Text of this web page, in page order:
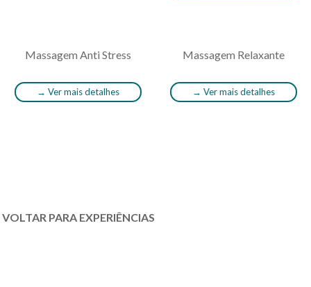
Massagem Anti Stress
→ Ver mais detalhes
Massagem Relaxante
→ Ver mais detalhes
VOLTAR PARA EXPERIÊNCIAS